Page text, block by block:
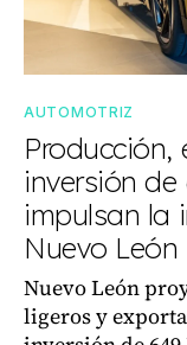
AUTOMOTRIZ
Producción,
inversión
impulsan la
Nuevo León
Nuevo León
ligeros y